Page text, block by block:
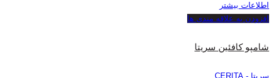
اطلاعات بیشتر
افزودن به علاقه مندی ها
شامپو کافئین سریتا
سریتا - CERITA